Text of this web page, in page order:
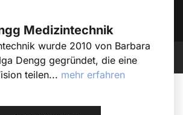
Medizintechnik
wurde 2010 von Barbara
Dengg gegründet, die eine
teilen... mehr erfahren